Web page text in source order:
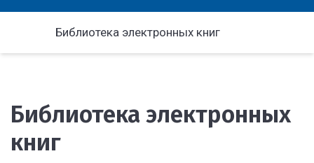
Библиотека электронных книг
Библиотека электронных
книг